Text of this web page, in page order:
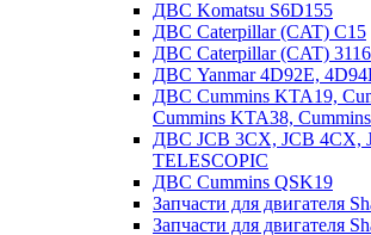
ДВС Komatsu S6D155
ДВС Caterpillar (CAT) C15
ДВС Caterpillar (CAT) 3116
ДВС Yanmar 4D92E,
ДВС Cummins KTA19,
Cummins KTA38,
ДВС JCB 3CX, JCB 4CX,
TELESCOPIC
ДВС Cummins QSK19
Запчасти для двигателя
Запчасти для двигателя